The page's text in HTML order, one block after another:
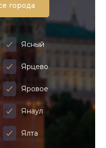
города
Ясный
Ярцево
Яровое
Янаул
Ялта